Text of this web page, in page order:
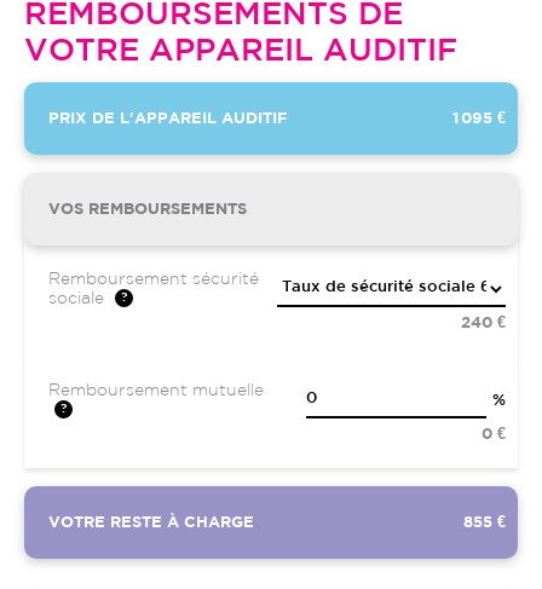
REMBOURSEMENTS DE
VOTRE APPAREIL AUDITIF
PRIX DE L'APPAREIL AUDITIF 1 095 €
VOS REMBOURSEMENTS
Remboursement sécurité
sociale
240 €
Remboursement mutuelle
%
0 €
VOTRE RESTE À CHARGE 855 €